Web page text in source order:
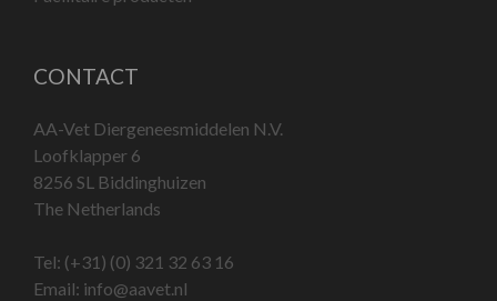
CONTACT
AA-Vet Diergeneesmiddelen N.V.
Loofklapper 6
8256 SL Biddinghuizen
The Netherlands
Tel: (+31) (0) 321 32 63 16
Email: info@aavet.nl